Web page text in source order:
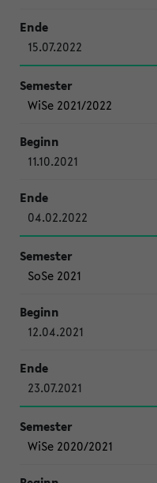
15.07.2022
WiSe 2021/2022
11.10.2021
04.02.2022
SoSe 2021
12.04.2021
23.07.2021
WiSe 2020/2021